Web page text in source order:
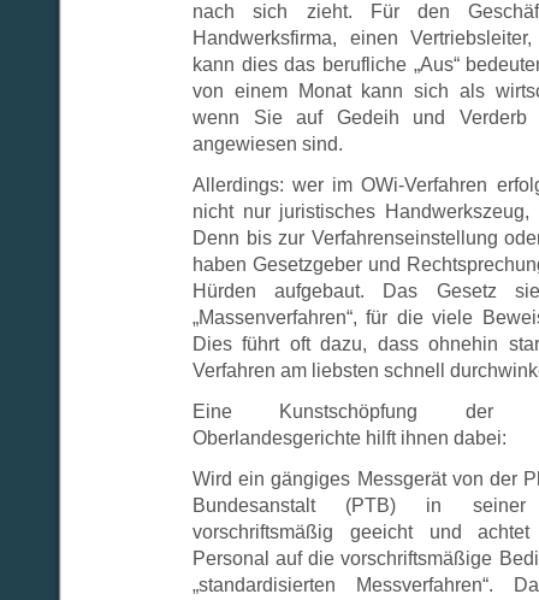
nach sich zieht. Für den
Handwerksfirma, einen
kann dies das berufliche „Aus“
von einem Monat kann sich als
wenn Sie auf Gedeih und Verderb
angewiesen sind.
Allerdings: wer im OWi-Verfahren
nicht nur juristisches
Denn bis zur Verfahrenseinstellung
haben Gesetzgeber und
Hürden aufgebaut. Das Gesetz
„Massenverfahren“, für die viele
Dies führt oft dazu, dass ohnehin
Verfahren am liebsten schnell
Eine Kunstschöpfung der
Oberlandesgerichte hilft ihnen dabei:
Wird ein gängiges Messgerät von der
Bundesanstalt (PTB) in seiner
vorschriftsmäßig geeicht und
Personal auf die vorschriftsmäßige
„standardisierten Messverfahren“.